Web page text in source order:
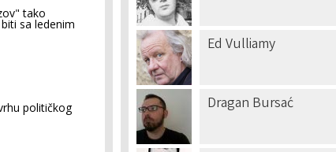
tako
sa ledenim
političkog
Ed Vulliamy
Dragan Bursać